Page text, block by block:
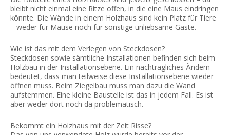
bleibt nicht einmal eine Ritze offen, in die eine Maus eindringen
könnte. Die Wände in einem Holzhaus sind kein Platz für Tiere
– weder für Mäuse noch für sonstige unliebsame Gäste.
Wie ist das mit dem Verlegen von Steckdosen?
Steckdosen sowie sämtliche Installationen befinden sich beim
Holzbau in der Installationsebene. Ein nachträgliches Ändern
bedeutet, dass man teilweise diese Installationsebene wieder
öffnen muss. Beim Ziegelbau muss man dazu die Wand
aufstemmen. Eine kleine Baustelle ist das in jedem Fall. Es ist
aber weder dort noch da problematisch.
Bekommt ein Holzhaus mit der Zeit Risse?